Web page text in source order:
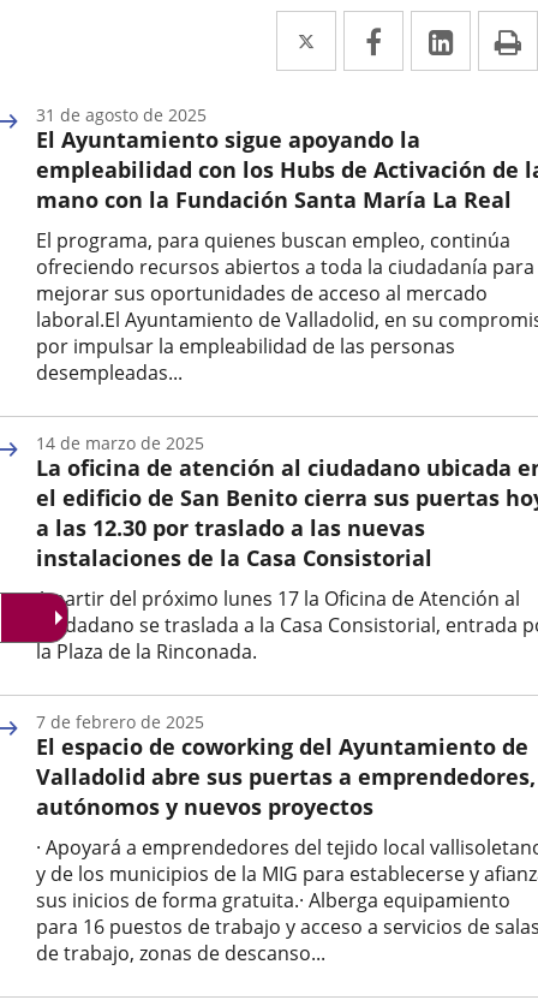
Twitter
Enlace
a
aplicación
externa.
Facebook
Enlace
a
aplicación
externa.
Enlace
a
El Ayuntamiento sigue apoyando la
empleabilidad con los Hubs de Activación de
mano con la Fundación Santa María La Real
El programa, para quienes buscan empleo, continúa
ofreciendo recursos abiertos a toda la ciudadanía para
mejorar sus oportunidades de acceso al mercado
laboral.El Ayuntamiento de Valladolid, en su
por impulsar la empleabilidad de las personas
desempleadas...
la
noticia
31 de agosto de 2025
La oficina de atención al ciudadano ubicada
el edificio de San Benito cierra sus puertas
a las 12.30 por traslado a las nuevas
instalaciones de la Casa Consistorial
A partir del próximo lunes 17 la Oficina de Atención al
Ciudadano se traslada a la Casa Consistorial, entrada
la Plaza de la Rinconada.
la
noticia
14 de marzo de 2025
El espacio de coworking del Ayuntamiento de
Valladolid abre sus puertas a emprendedores,
autónomos y nuevos proyectos
· Apoyará a emprendedores del tejido local
y de los municipios de la MIG para establecerse y
sus inicios de forma gratuita.· Alberga equipamiento
para 16 puestos de trabajo y acceso a servicios de
de trabajo, zonas de descanso...
7 de febrero de 2025